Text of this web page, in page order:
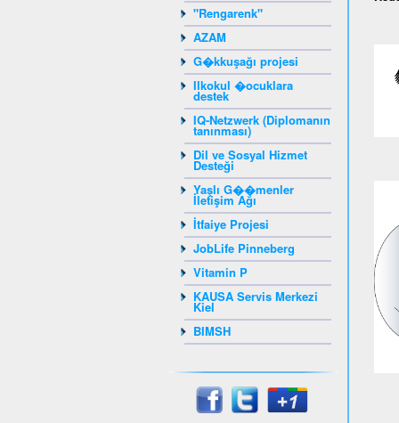
"Rengarenk"
AZAM
G�kkuşağı projesi
Ilkokul �ocuklara
destek
IQ-Netzwerk (Diplomanın
tanınması)
Dil ve Sosyal Hizmet
Desteği
Yaşlı G��menler
İletişim Ağı
İtfaiye Projesi
JobLife Pinneberg
Vitamin P
KAUSA Servis Merkezi
Kiel
BIMSH